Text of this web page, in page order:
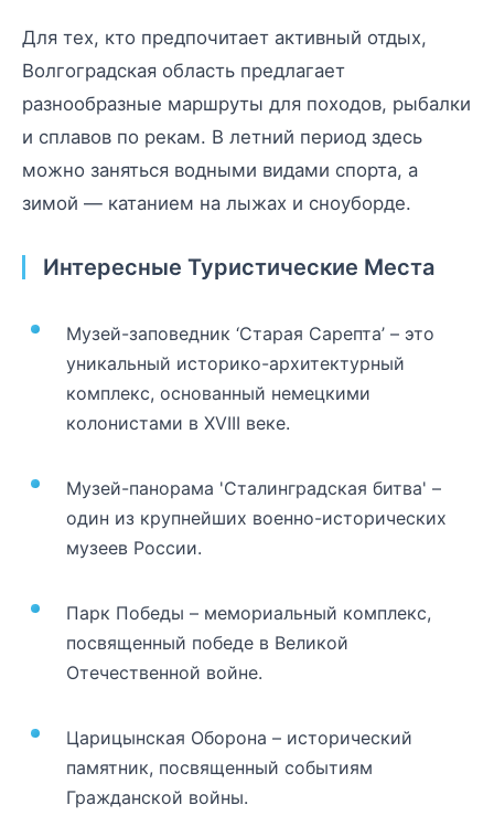
Для тех, кто предпочитает активный отдых,
Волгоградская область предлагает
разнообразные маршруты для походов, рыбалки
и сплавов по рекам. В летний период здесь
можно заняться водными видами спорта, а
зимой — катанием на лыжах и сноуборде.
Интересные Туристические Места
Музей-заповедник ‘Старая Сарепта’ – это
уникальный историко-архитектурный
комплекс, основанный немецкими
колонистами в XVIII веке.
Музей-панорама 'Сталинградская битва' –
один из крупнейших военно-исторических
музеев России.
Парк Победы – мемориальный комплекс,
посвященный победе в Великой
Отечественной войне.
Царицынская Оборона – исторический
памятник, посвященный событиям
Гражданской войны.